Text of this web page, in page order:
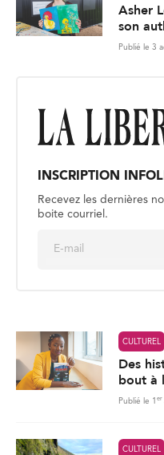
Asher
son
Publié le 3
INSCRIPTION
Recevez les dernières
boite courriel.
CULTUREL
Des
bout à
Publié le 1 er
CULTUREL